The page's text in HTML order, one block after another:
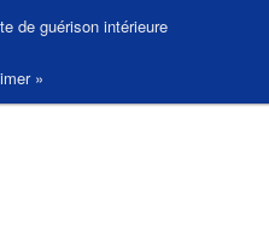
de guérison intérieure
»